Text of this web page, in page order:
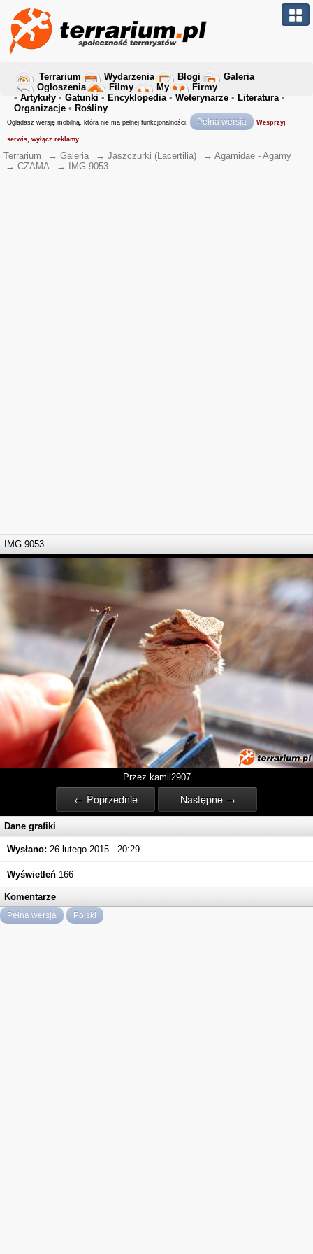
Terrarium Wydarzenia Blogi
Galeria
Ogłoszenia
Filmy My
Firmy
• Artykuły • Gatunki • Encyklopedia• Weterynarze • Literatura•
Organizacje • Rośliny
Oglądasz wersję mobilną, która nie ma pełnej funkcjonalności. Pełna wersja Wesprzyj
serwis, wyłącz reklamy
Terrarium → Galeria → Jaszczurki (Lacertilia) → Agamidae - Agamy
→ CZAMA → IMG 9053
IMG 9053
Przez kamil2907
← Poprzednie Następne →
Dane grafiki
Wysłano: 26 lutego 2015 - 20:29
Wyświetleń 166
Komentarze
Pełna wersja Polski